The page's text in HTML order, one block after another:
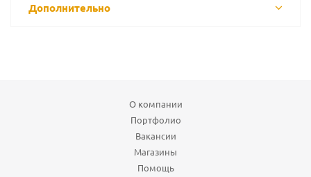
Дополнительно
О компании
Портфолио
Вакансии
Магазины
Помощь